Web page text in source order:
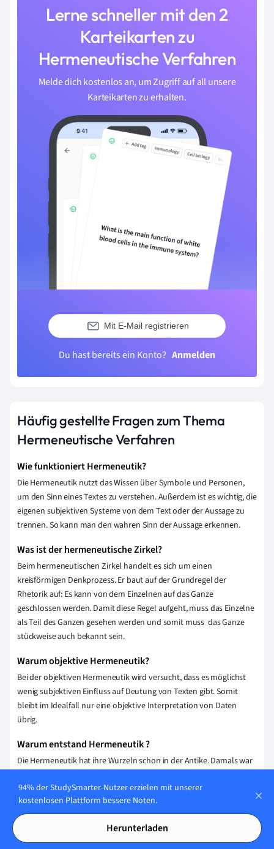
Lerne schneller mit den 2
Karteikarten zu
Hermeneutische Verfahren
Melde dich kostenlos an, um Zugriff auf all unsere
Karteikarten zu erhalten.
Mit E-Mail registrieren
Du hast bereits ein Konto? Anmelden
Häufig gestellte Fragen zum Thema
Hermeneutische Verfahren
Wie funktioniert Hermeneutik?
Die Hermeneutik nutzt das Wissen über Symbole und Personen,
um den Sinn eines Textes zu verstehen. Außerdem ist es wichtig, die
eigenen subjektiven Systeme von dem Text oder der Aussage zu
trennen. So kann man den wahren Sinn der Aussage erkennen.
Was ist der hermeneutische Zirkel?
Beim hermeneutischen Zirkel handelt es sich um einen
kreisförmigen Denkprozess. Er baut auf der Grundregel der
Rhetorik auf: Es kann von dem Einzelnen auf das Ganze
geschlossen werden. Damit diese Regel aufgeht, muss das Einzelne
als Teil des Ganzen gesehen werden und somit muss das Ganze
stückweise auch bekannt sein.
Warum objektive Hermeneutik?
Bei der objektiven Hermeneutik wird versucht, dass es möglichst
wenig subjektiven Einfluss auf Deutung von Texten gibt. Somit
bleibt im Idealfall nur eine objektive Interpretation von Daten
übrig.
Warum entstand Hermeneutik ?
Die Hermeneutik hat ihre Wurzeln schon in der Antike. Damals war
können. Außerdem war das die Zeit der großen Philosophen,
wodurch auch ihre Texte gedeutet werden mussten.
Erklärung speichern
94% der StudySmarter-Nutzer erzielen mit unserer
kostenlosen Plattform bessere Noten.
Herunterladen